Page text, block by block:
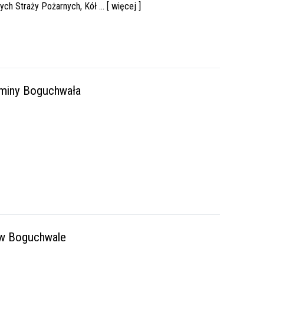
Straży Pożarnych, Kół ... [ więcej ]
Boguchwała
Boguchwale